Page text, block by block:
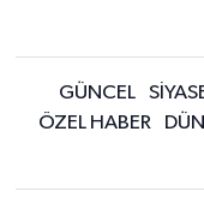
GÜNCEL
ÖZEL HABER